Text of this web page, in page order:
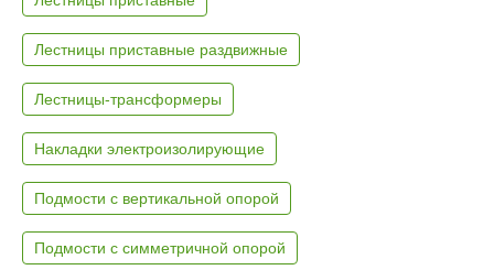
Лестницы приставные раздвижные
Лестницы-трансформеры
Накладки электроизолирующие
Подмости с вертикальной опорой
Подмости с симметричной опорой